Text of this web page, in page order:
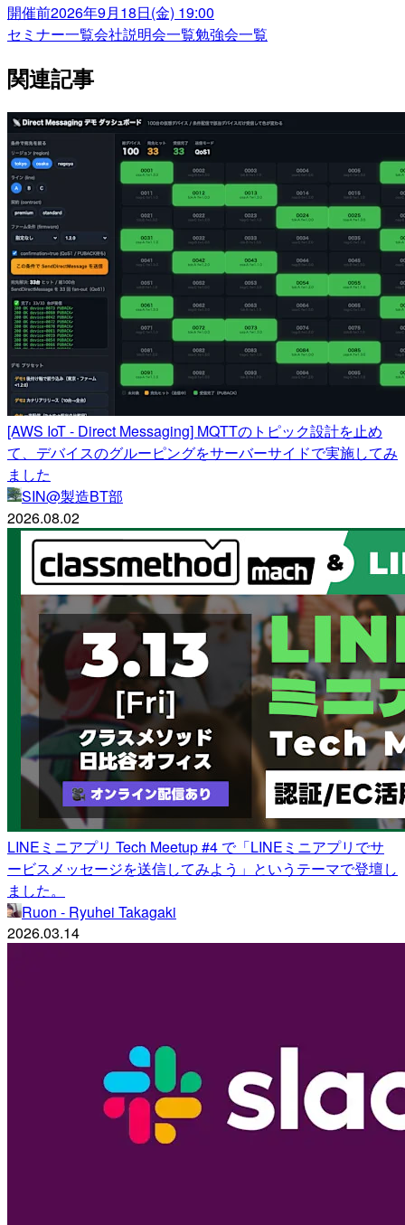
開催前2026年9月18日(金) 19:00
セミナー一覧会社説明会一覧勉強会一覧
関連記事
[AWS IoT - Direct Messaging] MQTTのトピック設計を止め
て、デバイスのグルーピングをサーバーサイドで実施してみ
ました
SIN@製造BT部
2026.08.02
LINEミニアプリ Tech Meetup #4 で「LINEミニアプリでサ
ービスメッセージを送信してみよう」というテーマで登壇し
ました。
Ruon - Ryuhei Takagaki
2026.03.14